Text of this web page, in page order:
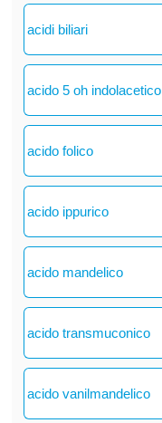
acidi biliari
acido 5 oh indolacetico
acido folico
acido ippurico
acido mandelico
acido transmuconico
acido vanilmandelico